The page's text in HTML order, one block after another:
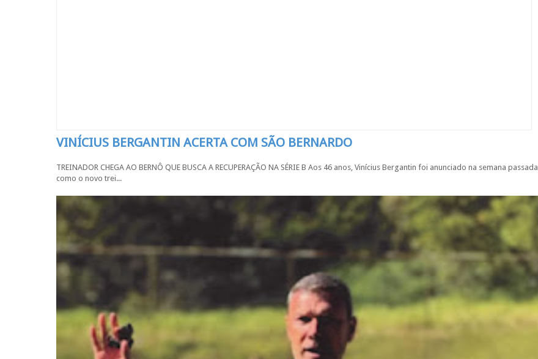
VINÍCIUS BERGANTIN ACERTA COM SÃO BERNARDO
TREINADOR CHEGA AO BERNÔ QUE BUSCA A RECUPERAÇÃO NA SÉRIE B Aos 46 anos, Vinícius Bergantin foi anunciado na semana passada
como o novo trei...